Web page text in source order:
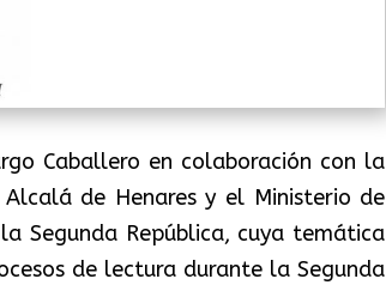
Caballero en colaboración con la
de Henares y el Ministerio de
Segunda República, cuya temática
de lectura durante la Segunda